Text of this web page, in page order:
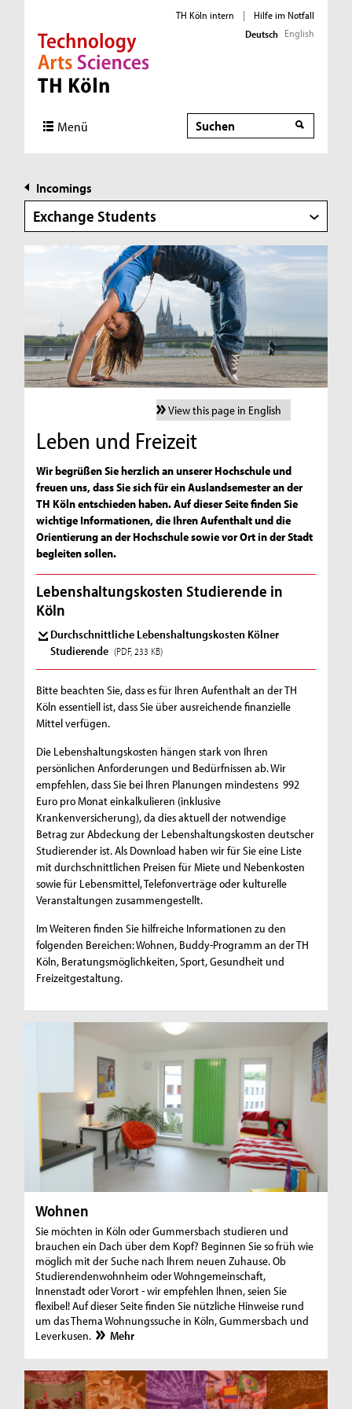
Direkt zur Hauptnavigation
Direkt zur Subnavigation
Direkt zum Inhalt
Direkt zum Fußbereich
TH Köln intern |
Hilfe im Notfall
Deutsch English
Menü Suche
Incomings
Exchange Students
View this page in English
Leben und Freizeit
Wir begrüßen Sie herzlich an unserer Hochschule und
freuen uns, dass Sie sich für ein Auslandsemester an der
TH Köln entschieden haben. Auf dieser Seite finden Sie
wichtige Informationen, die Ihren Aufenthalt und die
Orientierung an der Hochschule sowie vor Ort in der Stadt
begleiten sollen.
Lebenshaltungskosten Studierende in
Köln
Durchschnittliche Lebenshaltungskosten Kölner
Studierende (PDF, 233 KB)
Bitte beachten Sie, dass es für Ihren Aufenthalt an der TH
Köln essentiell ist, dass Sie über ausreichende finanzielle
Mittel verfügen.
Die Lebenshaltungskosten hängen stark von Ihren
persönlichen Anforderungen und Bedürfnissen ab. Wir
empfehlen, dass Sie bei Ihren Planungen mindestens 992
Euro pro Monat einkalkulieren (inklusive
Krankenversicherung), da dies aktuell der notwendige
Betrag zur Abdeckung der Lebenshaltungskosten deutscher
Studierender ist. Als Download haben wir für Sie eine Liste
mit durchschnittlichen Preisen für Miete und Nebenkosten
sowie für Lebensmittel, Telefonverträge oder kulturelle
Veranstaltungen zusammengestellt.
Im Weiteren finden Sie hilfreiche Informationen zu den
folgenden Bereichen: Wohnen, Buddy-Programm an der TH
Köln, Beratungsmöglichkeiten, Sport, Gesundheit und
Freizeitgestaltung.
Wohnen
Sie möchten in Köln oder Gummersbach studieren und
brauchen ein Dach über dem Kopf? Beginnen Sie so früh wie
möglich mit der Suche nach Ihrem neuen Zuhause. Ob
Studierendenwohnheim oder Wohngemeinschaft,
Innenstadt oder Vorort - wir empfehlen Ihnen, seien Sie
flexibel! Auf dieser Seite finden Sie nützliche Hinweise rund
um das Thema Wohnungssuche in Köln, Gummersbach und
Leverkusen.
Mehr